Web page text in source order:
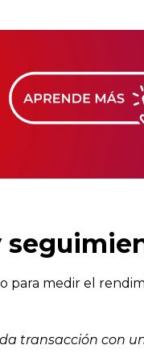
para medir el
transacción con